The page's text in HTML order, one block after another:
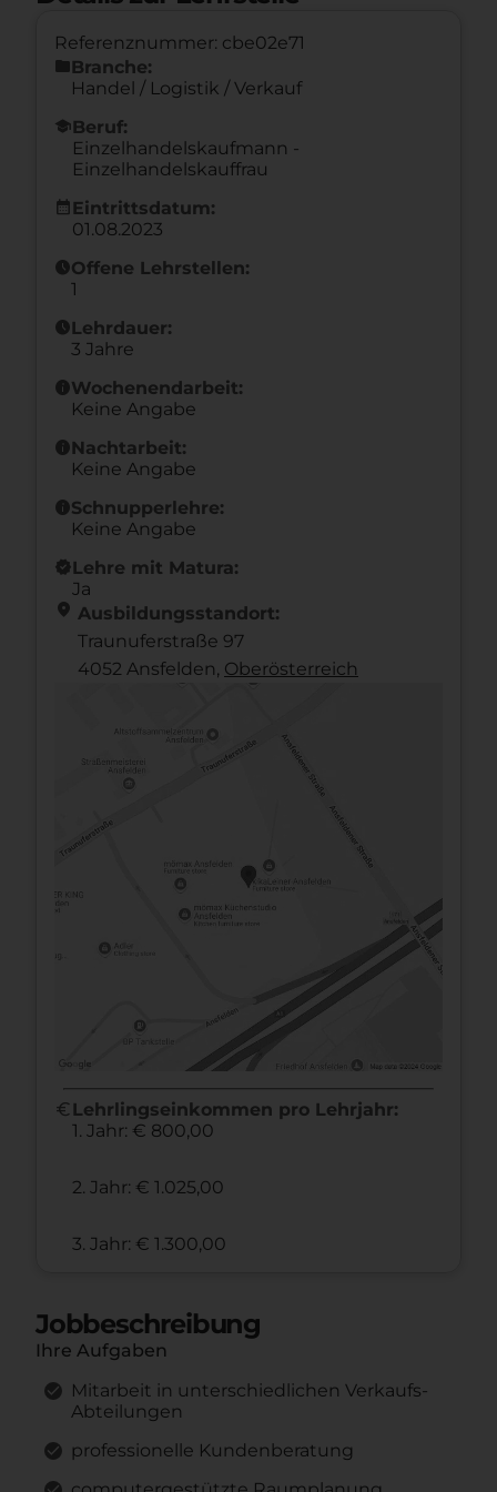
Referenznummer: cbe02e71
folderBranche:
Handel / Logistik / Verkauf
schoolBeruf:
Einzelhandelskaufmann -
Einzelhandelskauffrau
calendar_month Eintrittsdatum:
01.08.2023
scheduleOffene Lehrstellen:
1
scheduleLehrdauer:
3 Jahre
infoWochenendarbeit:
Keine Angabe
infoNachtarbeit:
Keine Angabe
infoSchnupperlehre:
Keine Angabe
new_releasesLehre mit Matura:
Ja
location_on Ausbildungsstandort:
Traunuferstraße 97
4052 Ansfelden, Ober­österreich
euro Lehrlingseinkommen pro Lehrjahr:
1. Jahr: € 800,00
2. Jahr: € 1.025,00
3. Jahr: € 1.300,00
Jobbeschreibung
Ihre Aufgaben
Mitarbeit in unterschiedlichen Verkaufs-
Abteilungen
professionelle Kundenberatung